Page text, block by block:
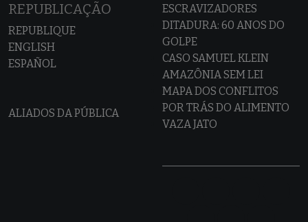
REPUBLICAÇÃO
REPUBLIQUE
ENGLISH
ESPAÑOL
ALIADOS DA PÚBLICA
ESCRAVIZADORES
DITADURA: 60 ANOS DO
GOLPE
CASO SAMUEL KLEIN
AMAZÔNIA SEM LEI
MAPA DOS CONFLITOS
POR TRÁS DO ALIMENTO
VAZA JATO